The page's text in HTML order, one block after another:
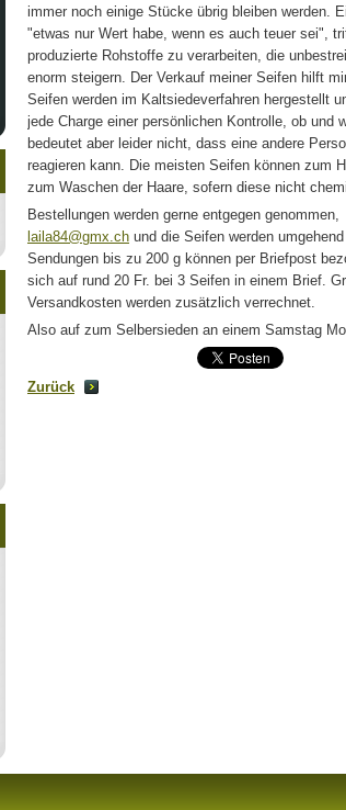
immer noch einige Stücke übrig bleiben werden.
"etwas nur Wert habe, wenn es auch teuer sei",
produzierte Rohstoffe zu verarbeiten, die
enorm steigern. Der Verkauf meiner Seifen hilft
Seifen werden im Kaltsiedeverfahren hergestellt
jede Charge einer persönlichen Kontrolle, ob und
bedeutet aber leider nicht, dass eine andere
reagieren kann. Die meisten Seifen können zum
zum Waschen der Haare, sofern diese nicht
Bestellungen werden gerne entgegen
laila84@gmx.ch und die Seifen werden
Sendungen bis zu 200 g können per Briefpost
sich auf rund 20 Fr. bei 3 Seifen in einem Brief.
Versandkosten werden zusätzlich verrechnet.
Also auf zum Selbersieden an einem Samstag
Zurück